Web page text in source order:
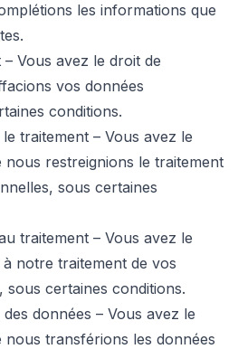
les informations que
Vous avez le droit de
vos données
conditions.
traitement – Vous avez le
nous restreignions le traitement
sous certaines
traitement – Vous avez le
notre traitement de vos
sous certaines conditions.
données – Vous avez le
nous transférions les données